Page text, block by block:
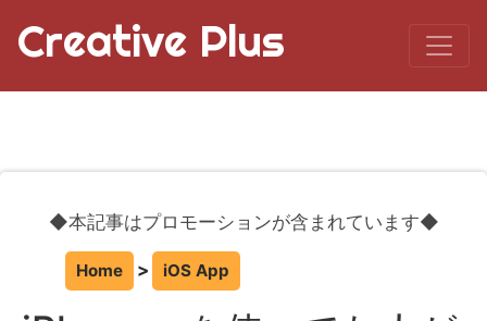
Creative Plus
◆本記事はプロモーションが含まれています◆
Home iOS App